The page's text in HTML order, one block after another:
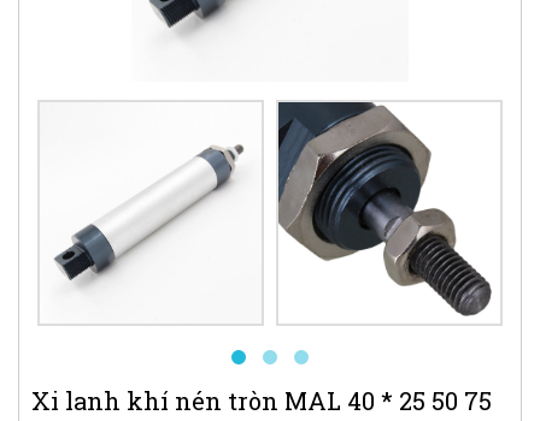
Xi lanh khí nén tròn MAL 40 * 25 50 75